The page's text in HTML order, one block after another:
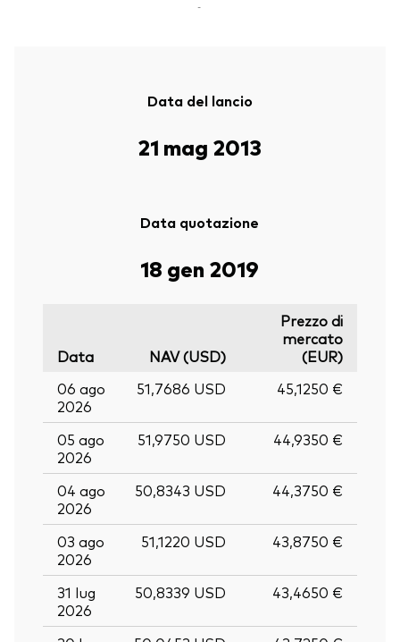
-
Data del lancio
21 mag 2013
Data quotazione
18 gen 2019
Data NAV (USD)
Prezzo di
mercato
(EUR)
06 ago
2026
51,7686 USD 45,1250 €
05 ago
2026
51,9750 USD 44,9350 €
04 ago
2026
50,8343 USD 44,3750 €
03 ago
2026
51,1220 USD 43,8750 €
31 lug
2026
50,8339 USD 43,4650 €